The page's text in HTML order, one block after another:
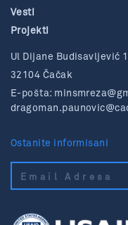
Vesti
Projekti
Ul Dijane Budisavljević 1
32104 Čačak
E-pošta:
Ostanite informisani